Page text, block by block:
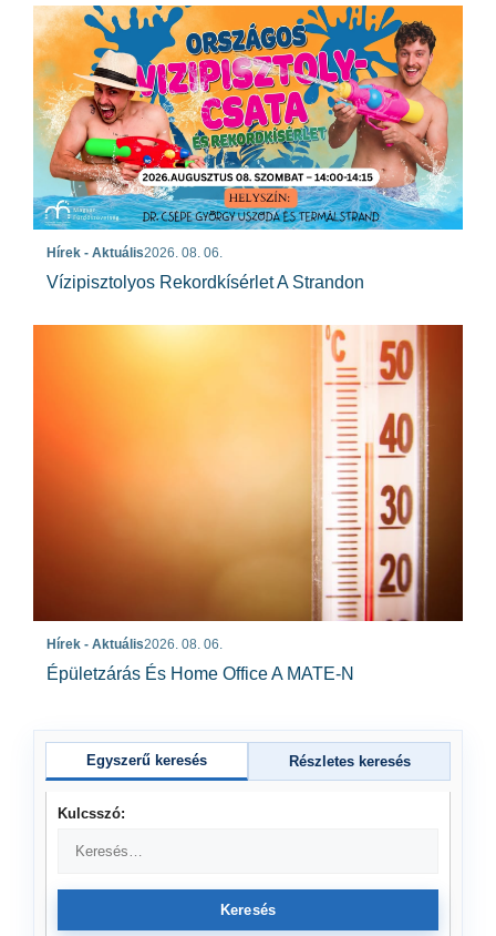
Hírek - Aktuális2026. 08. 06.
Vízipisztolyos Rekordkísérlet A Strandon
Hírek - Aktuális2026. 08. 06.
Épületzárás És Home Office A MATE-N
Egyszerű keresés Részletes keresés
Kulcsszó:
Keresés